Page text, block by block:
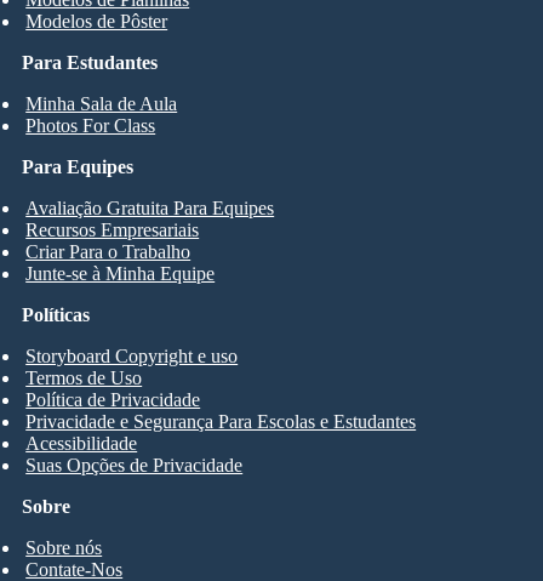
Para Estudantes
Minha Sala de Aula
Photos For Class
Modelos de Pôster
Para Equipes
Avaliação Gratuita Para Equipes
Recursos Empresariais
Criar Para o Trabalho
Junte-se à Minha Equipe
Sobre
Sobre nós
Contate-Nos
Políticas
Storyboard Copyright e uso
Termos de Uso
Política de Privacidade
Privacidade e Segurança Para Escolas e Estudantes
Acessibilidade
Suas Opções de Privacidade